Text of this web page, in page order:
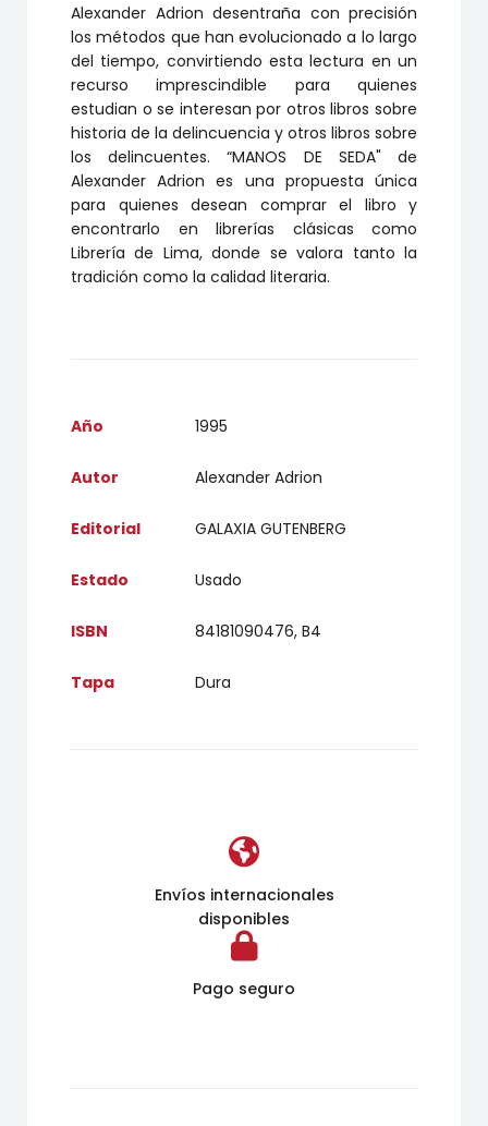
Alexander Adrion desentraña con precisión
los métodos que han evolucionado a lo largo
del tiempo, convirtiendo esta lectura en un
recurso imprescindible para quienes
estudian o se interesan por otros libros sobre
historia de la delincuencia y otros libros sobre
los delincuentes. “MANOS DE SEDA" de
Alexander Adrion es una propuesta única
para quienes desean comprar el libro y
encontrarlo en librerías clásicas como
Librería de Lima, donde se valora tanto la
tradición como la calidad literaria.
Año 1995
Autor Alexander Adrion
Editorial GALAXIA GUTENBERG
Estado Usado
ISBN 84181090476, B4
Tapa Dura
Envíos internacionales
disponibles
Pago seguro